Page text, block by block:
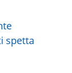
spetta